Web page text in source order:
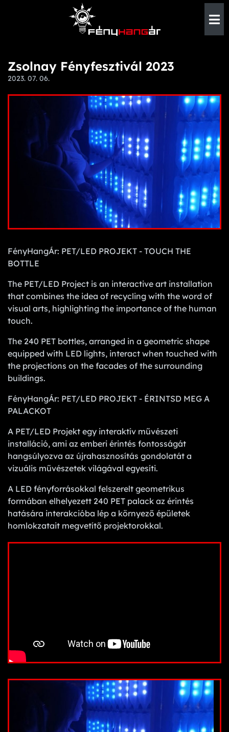
Zsolnay Fényfesztivál 2023
2023. 07. 06.
FényHangÁr: PET/LED PROJEKT - TOUCH THE
BOTTLE
The PET/LED Project is an interactive art installation
that combines the idea of recycling with the word of
visual arts, highlighting the importance of the human
touch.
The 240 PET bottles, arranged in a geometric shape
equipped with LED lights, interact when touched with
the projections on the facades of the surrounding
buildings.
FényHangÁr: PET/LED PROJEKT - ÉRINTSD MEG A
PALACKOT
A PET/LED Projekt egy interaktív művészeti
installáció, ami az emberi érintés fontosságát
hangsúlyozva az újrahasznosítás gondolatát a
vizuális művészetek világával egyesíti.
A LED fényforrásokkal felszerelt geometrikus
formában elhelyezett 240 PET palack az érintés
hatására interakcióba lép a környező épületek
homlokzatait megvetítő projektorokkal.